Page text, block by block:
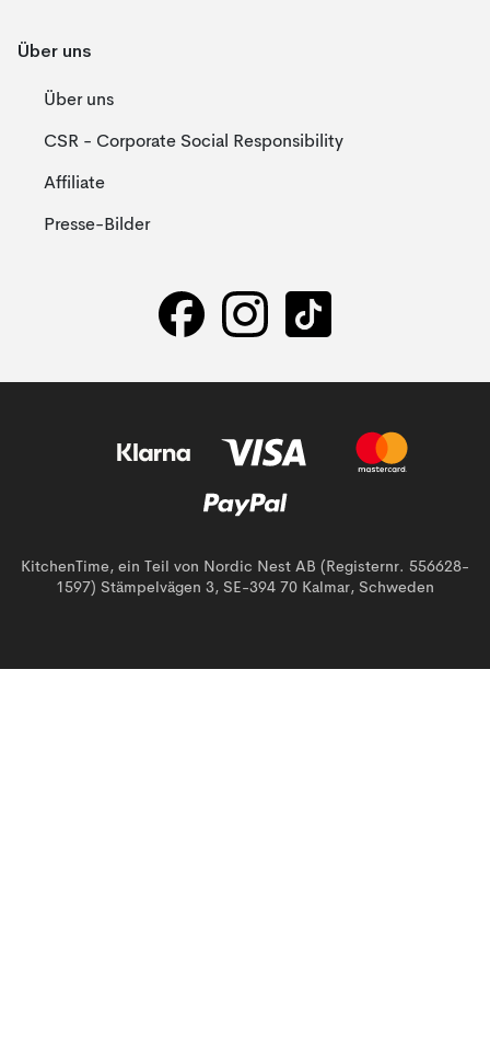
Über uns
Über uns
CSR - Corporate Social Responsibility
Affiliate
Presse-Bilder
KitchenTime, ein Teil von Nordic Nest AB (Registernr. 556628-
1597) Stämpelvägen 3, SE-394 70 Kalmar, Schweden